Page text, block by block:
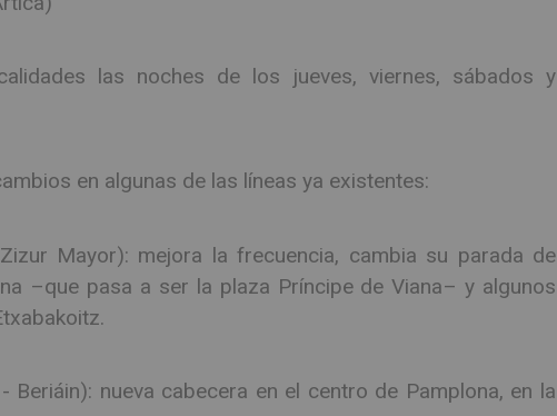
las noches de los jueves, viernes, sábados y
en algunas de las líneas ya existentes:
Mayor): mejora la frecuencia, cambia su parada de
–que pasa a ser la plaza Príncipe de Viana– y algunos
nueva cabecera en el centro de Pamplona, en la